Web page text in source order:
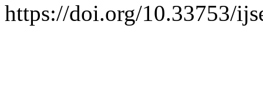
https://doi.org/10.33753/